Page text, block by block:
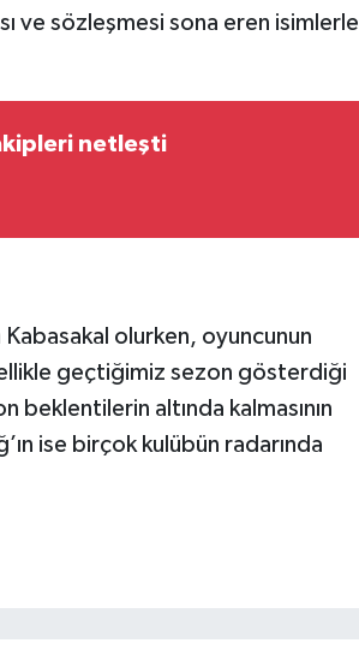
ve sözleşmesi sona eren isimlerle
netleşti
Kabasakal olurken, oyuncunun
geçtiğimiz sezon gösterdiği
beklentilerin altında kalmasının
ise birçok kulübün radarında